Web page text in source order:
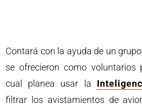
Contará con la ayuda de un
se ofrecieron como voluntarios
cual planea usar la
filtrar los avistamientos de